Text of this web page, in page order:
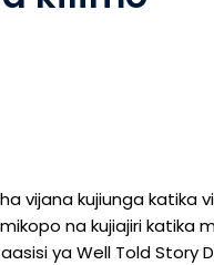
vijana kujiunga katika
na kujiajiri katika
ya Well Told Story